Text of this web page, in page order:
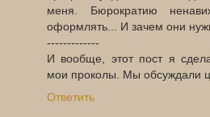
меня. Бюрократию
оформлять... И зачем они
-------------
И вообще, этот пост я
мои проколы. Мы обсуждали
Ответить